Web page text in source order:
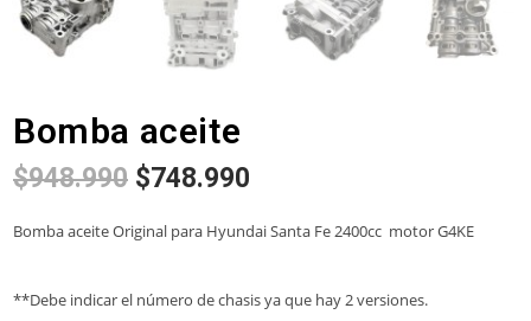
Bomba aceite
$948.990 $748.990
Bomba aceite Original para Hyundai Santa Fe 2400cc motor G4KE
**Debe indicar el número de chasis ya que hay 2 versiones.